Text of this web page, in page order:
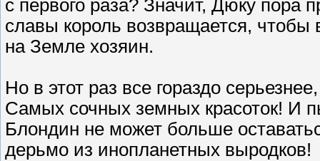
с первого раза? Значит, Дюку пора
славы король возвращается, чтобы
на Земле хозяин.
Но в этот раз все гораздо
Самых сочных земных красоток! И
Блондин не может больше
дерьмо из инопланетных выродков!